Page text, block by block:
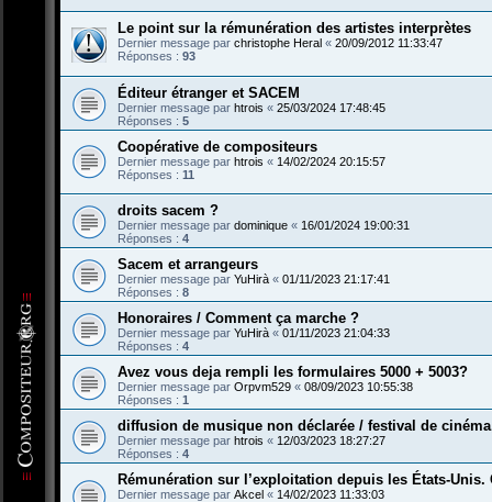
Le point sur la rémunération des artistes interprètes
Dernier message par christophe Heral « 20/09/2012 11:33:47
Réponses : 93
Éditeur étranger et SACEM
Dernier message par htrois « 25/03/2024 17:48:45
Réponses : 5
Coopérative de compositeurs
Dernier message par htrois « 14/02/2024 20:15:57
Réponses : 11
droits sacem ?
Dernier message par dominique « 16/01/2024 19:00:31
Réponses : 4
Sacem et arrangeurs
Dernier message par YuHirà « 01/11/2023 21:17:41
Réponses : 8
Honoraires / Comment ça marche ?
Dernier message par YuHirà « 01/11/2023 21:04:33
Réponses : 4
Avez vous deja rempli les formulaires 5000 + 5003?
Dernier message par Orpvm529 « 08/09/2023 10:55:38
Réponses : 1
diffusion de musique non déclarée / festival de
Dernier message par htrois « 12/03/2023 18:27:27
Réponses : 4
Rémunération sur l’exploitation depuis les États-Unis.
Dernier message par Akcel « 14/02/2023 11:33:03